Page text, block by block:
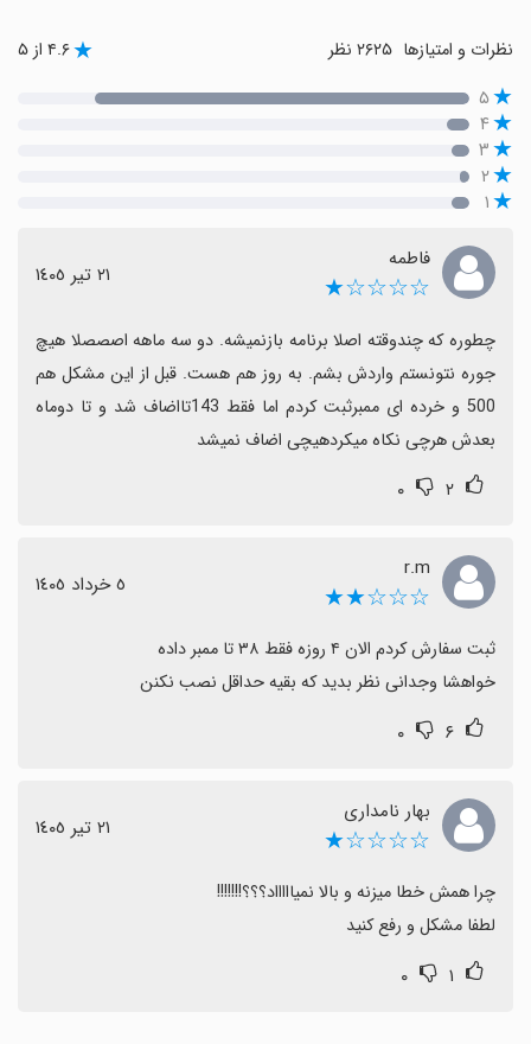
نظرات و امتیازها ۴.۶ از ۵
۵
۴
۳
۲
۱
فاطمه
☆☆☆☆★ ٢١ تیر ١٤٠٥
بعدش هرچی نکاه میکردهیچی اضاف نمیشد
۲ ۰
r.m
☆☆☆★★ ٥ خرداد ١٤٠٥
خواهشا وجدانی نظر بدید که بقیه حداقل نصب نکنن
۶ ۰
بهار نامداری
☆☆☆☆★ ٢١ تیر ١٤٠٥
لطفا مشکل و رفع کنید
۱ ۰